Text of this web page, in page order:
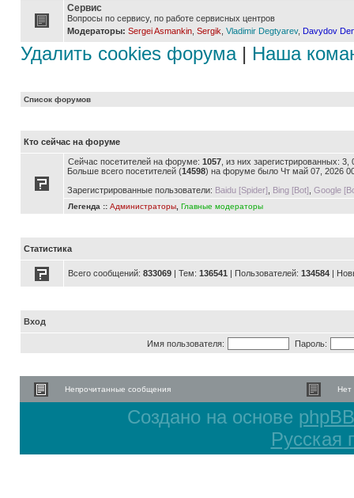
Сервис
Вопросы по сервису, по работе сервисных центров
Модераторы: Sergei Asmankin Sergik Vladimir Degtyarev, Davydov
Удалить cookies форума| Наша
Список форумов
Кто сейчас на форуме
Сейчас посетителей на форуме: 1057 , из них зарегистрированных:
Больше всего посетителей (14598) на форуме было Чт май 07, 2026
Зарегистрированные пользователи: Baidu [Spider] Bing [Bot] Google
Легенда :: Администраторы Главные модераторы
Статистика
Всего сообщений: 833069 | Тем: 136541 | Пользователей: 134584 |
Вход
Имя пользователя: Пароль:
Непрочитанные сообщения Нет
Создано на основе phpBB
Русская